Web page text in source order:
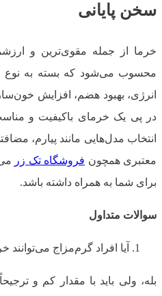
سخن پایانی
خرما از جمله مقوی‌ترین و
محسوب می‌شود که بسته به نوع
انرژی، بهبود هضم، افزایش
در پی یک خرمای باکیفیت و
انتخاب مدل‌هایی مانند پیارم،
معتبری همچون فروشگاه تک زر
برای شما به همراه داشته باشد.
سوالات متداول
آیا افراد گرم‌مزاج می‌توانند
بله، ولی باید با مقدار کم و